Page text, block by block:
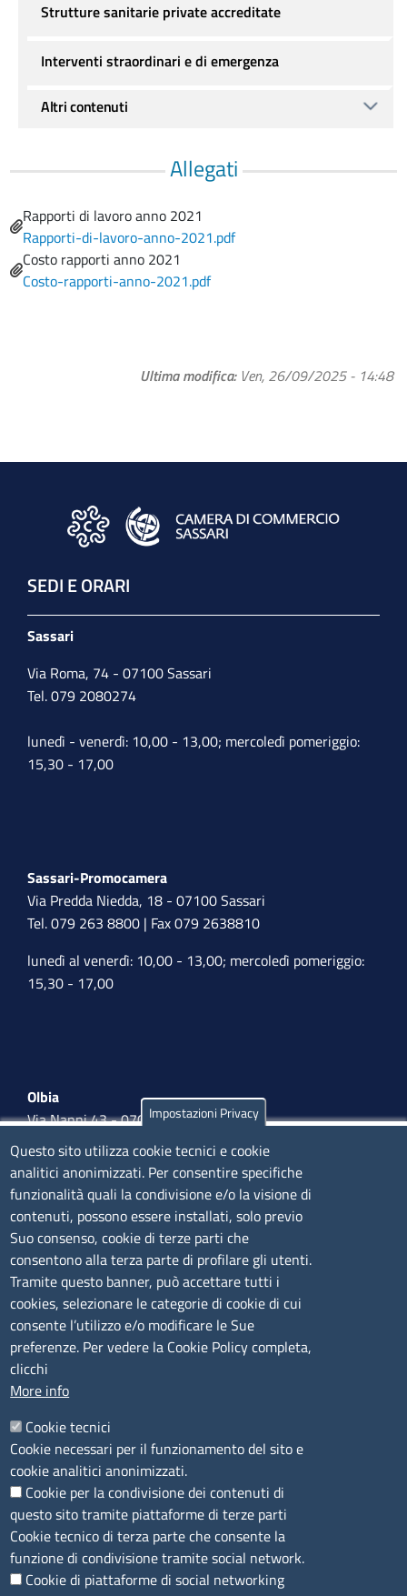
Allegati
Name
Rapporti di lavoro anno 2021
File
Rapporti-di-lavoro-anno-2021.pdf
Name
Costo rapporti anno 2021
File
Costo-rapporti-anno-2021.pdf
Ultima modifica Ven, 26/09/2025 - 14:48
Strutture sanitarie private accreditate
Interventi straordinari e di emergenza
Altri contenuti
SEDI E ORARI
Sassari
Via Roma, 74 - 07100 Sassari
Tel. 079 2080274
lunedì - venerdì: 10,00 - 13,00; mercoledì pomeriggio:
15,30 - 17,00
Sassari-Promocamera
Via Predda Niedda, 18 - 07100 Sassari
Tel. 079 263 8800 | Fax 079 2638810
lunedì al venerdì: 10,00 - 13,00; mercoledì pomeriggio:
15,30 - 17,00
Olbia
Via Nanni 43 - 07026 Olbia
Tel. 0789 66122 | 0789 69580
mail: ufficio.olbia@ss.camcom.it
lunedì al venerdì: 9,00 - 12,00; lunedì pomeriggio: 16,00
- 17,00
CONTATTI
Camera di Commercio, Industria, Artigianato e
Agricoltura di Sassari
PEC
P.IVA01047570906
Codice Fiscale
Codice Univoco per le fatture elettroniche: UFPXFS
LINK UTILI
Segnalazione di illecito
Amministrazione Trasparente
Impostazioni Privacy
Questo sito utilizza cookie tecnici e cookie
analitici anonimizzati. Per consentire specifiche
funzionalità quali la condivisione e/o la visione di
contenuti, possono essere installati, solo previo
Suo consenso, cookie di terze parti che
consentono alla terza parte di profilare gli utenti.
Tramite questo banner, può accettare tutti i
cookies, selezionare le categorie di cookie di cui
consente l’utilizzo e/o modificare le Sue
preferenze. Per vedere la Cookie Policy completa,
clicchi
More info
Cookie tecnici
Cookie necessari per il funzionamento del sito e
cookie analitici anonimizzati.
Cookie per la condivisione dei contenuti di
questo sito tramite piattaforme di terze parti
Cookie tecnico di terza parte che consente la
funzione di condivisione tramite social network.
Cookie di piattaforme di social networking